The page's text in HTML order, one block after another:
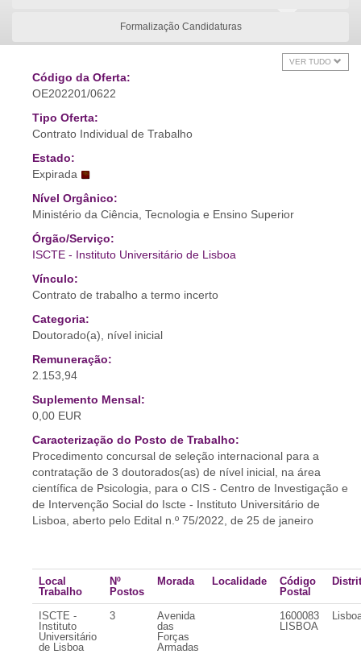
Formalização Candidaturas
VER TUDO
Código da Oferta:
OE202201/0622
Tipo Oferta:
Contrato Individual de Trabalho
Estado:
Expirada
Nível Orgânico:
Ministério da Ciência, Tecnologia e Ensino Superior
Órgão/Serviço:
ISCTE - Instituto Universitário de Lisboa
Vínculo:
Contrato de trabalho a termo incerto
Categoria:
Doutorado(a), nível inicial
Remuneração:
2.153,94
Suplemento Mensal:
0,00 EUR
Caracterização do Posto de Trabalho:
Procedimento concursal de seleção internacional para a
contratação de 3 doutorados(as) de nível inicial, na área
científica de Psicologia, para o CIS - Centro de Investigação e
de Intervenção Social do Iscte - Instituto Universitário de
Lisboa, aberto pelo Edital n.º 75/2022, de 25 de janeiro
Local
Trabalho
Nº
Postos
Morada Localidade
Código
Postal
ISCTE -
Instituto
Universitário
de Lisboa
3
Avenida
das
Forças
Armadas
1600083
LISBOA